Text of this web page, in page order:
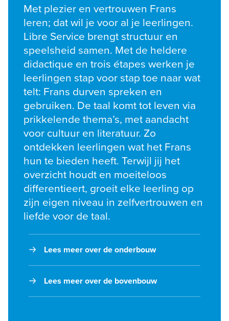
Met plezier en vertrouwen Frans
leren; dat wil je voor al je leerlingen.
Libre Service brengt structuur en
speelsheid samen. Met de heldere
didactique en trois étapes werken je
leerlingen stap voor stap toe naar wat
telt: Frans durven spreken en
gebruiken. De taal komt tot leven via
prikkelende thema’s, met aandacht
voor cultuur en literatuur. Zo
ontdekken leerlingen wat het Frans
hun te bieden heeft. Terwijl jij het
overzicht houdt en moeiteloos
differentieert, groeit elke leerling op
zijn eigen niveau in zelfvertrouwen en
liefde voor de taal.
Lees meer over de onderbouw
Lees meer over de bovenbouw